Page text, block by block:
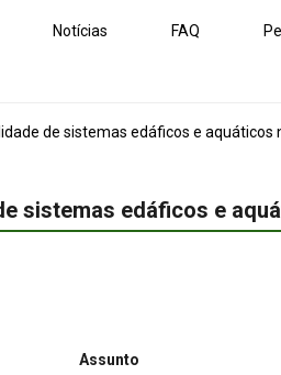
Notícias FAQ
de sistemas edáficos e aquáticos
sistemas edáficos e
Assunto